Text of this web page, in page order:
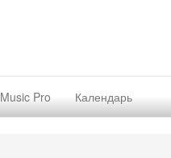
Music Pro Календарь